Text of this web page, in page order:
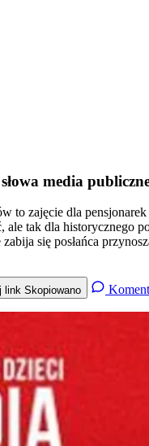
media
to zajęcie dla
tak dla historycznego
się posłańca
link Skopiowano